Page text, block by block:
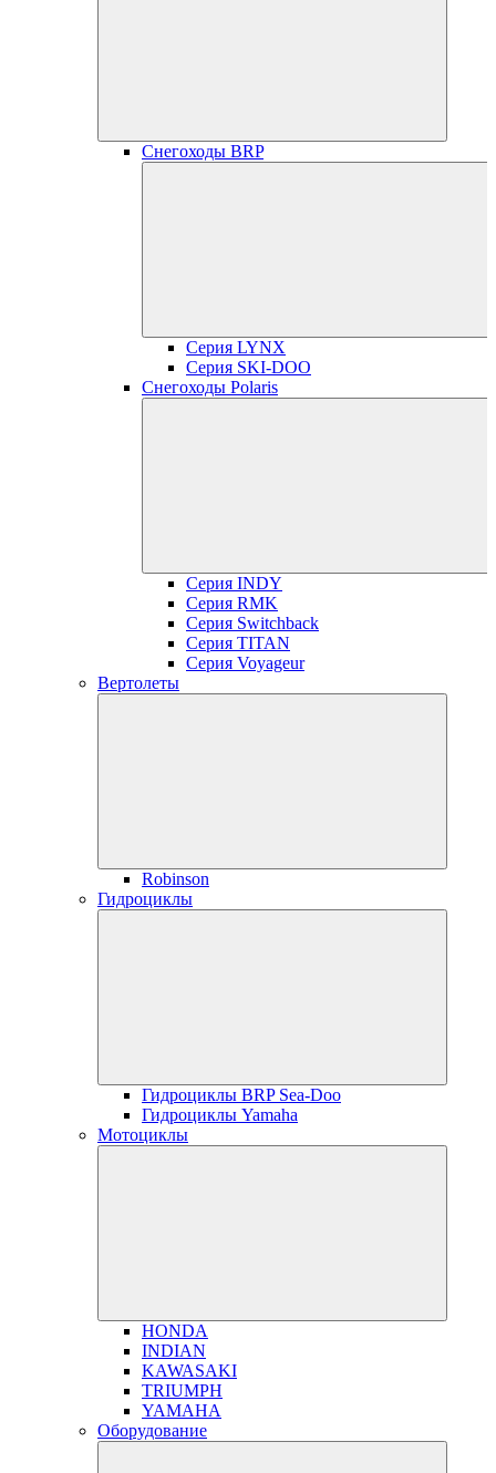
Снегоходы BRP
Серия LYNX
Серия SKI-DOO
Снегоходы Polaris
Серия INDY
Серия RMK
Серия Switchback
Серия TITAN
Серия Voyageur
Вертолеты
Robinson
Гидроциклы
Гидроциклы BRP Sea-Doo
Гидроциклы Yamaha
Мотоциклы
HONDA
INDIAN
KAWASAKI
TRIUMPH
YAMAHA
Оборудование